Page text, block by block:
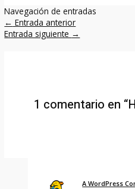
Navegación de entradas
← Entrada anterior
Entrada siguiente →
1 comentario en
A WordPress